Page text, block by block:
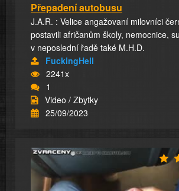
Přepadení autobusu
J.A.R. : Velice angažovaní milovníci
postavili afričanům školy, nemocnice,
v neposlední řadě také M.H.D.
FuckingHell
2241x
1
Video / Zbytky
25/09/2023